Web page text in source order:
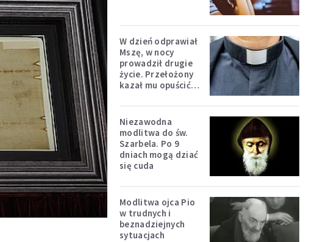
W dzień odprawiał
Mszę, w nocy
prowadził drugie
życie. Przełożony
kazał mu opuścić
Niezawodna
modlitwa do św.
Szarbela. Po 9
dniach mogą dziać
się cuda
Modlitwa ojca Pio
w trudnych i
beznadziejnych
sytuacjach